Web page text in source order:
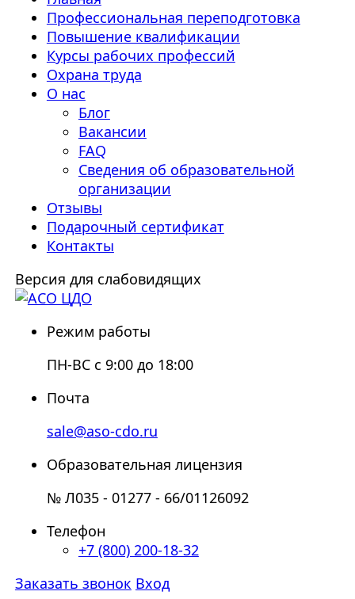
Профессиональная переподготовка
Повышение квалификации
Курсы рабочих профессий
Охрана труда
О нас
Блог
Вакансии
FAQ
Сведения об образовательной
организации
Отзывы
Подарочный сертификат
Контакты
Версия для слабовидящих
Режим работы
ПН-ВС с 9:00 до 18:00
Почта
sale@aso-cdo.ru
Образовательная лицензия
№ Л035 - 01277 - 66/01126092
Телефон
+7 (800) 200-18-32
Заказать звонок Вход